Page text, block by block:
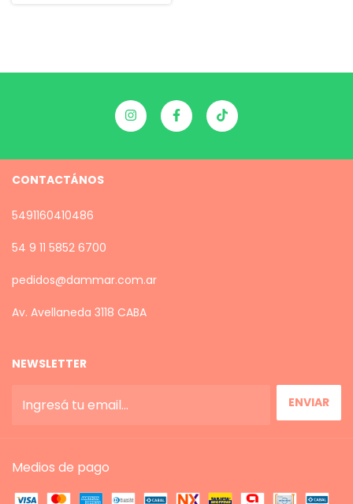
CONTACTÁNOS
5491160410486
54 9 11 5852 6700
pedidos@dammar.com.ar
Av. Avellaneda 3118 CABA
NEWSLETTER
Medios de pago